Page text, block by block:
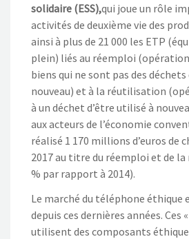
solidaire (ESS),qui joue un rôle
activités de deuxième vie des
ainsi à plus de 21 000 les ETP
plein) liés au réemploi
biens qui ne sont pas des
nouveau) et à la réutilisation
à un déchet d’être utilisé à
aux acteurs de l’économie
réalisé 1 170 millions d’euros de
2017 au titre du réemploi et de
% par rapport à 2014).
Le marché du téléphone éthique
depuis ces dernières années. Ces «
utilisent des composants